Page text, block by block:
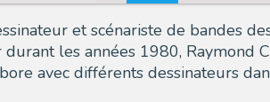
et scénariste de bandes
les années 1980, Raymond
avec différents dessinateurs